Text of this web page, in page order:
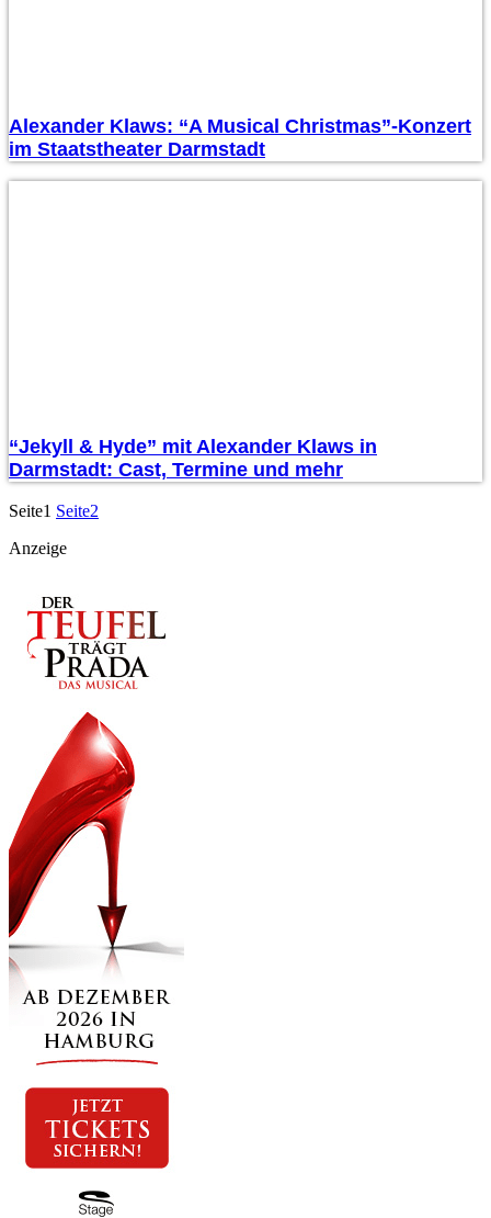
Alexander Klaws: “A Musical Christmas”-Konzert
im Staatstheater Darmstadt
“Jekyll & Hyde” mit Alexander Klaws in
Darmstadt: Cast, Termine und mehr
Seite1 Seite2
Anzeige